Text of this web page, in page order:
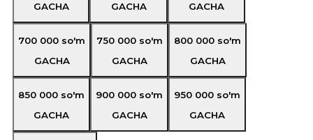
GACHA
GACHA
GACHA
700 000 so'm
GACHA
750 000 so'm
GACHA
800 000 so'm
GACHA
850 000 so'm
GACHA
900 000 so'm
GACHA
950 000 so'm
GACHA